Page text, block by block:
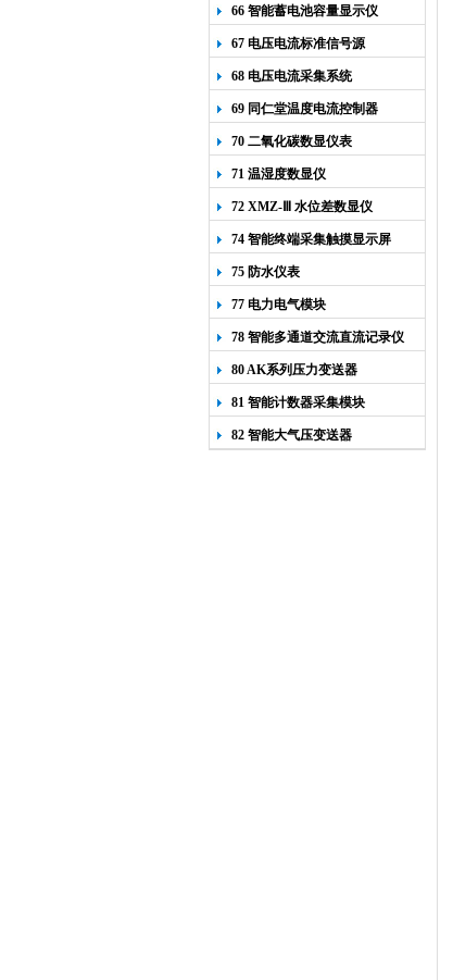
66 智能蓄电池容量显示仪
67 电压电流标准信号源
68 电压电流采集系统
69 同仁堂温度电流控制器
70 二氧化碳数显仪表
71 温湿度数显仪
72 XMZ-Ⅲ 水位差数显仪
74 智能终端采集触摸显示屏
75 防水仪表
77 电力电气模块
78 智能多通道交流直流记录仪
80 AK系列压力变送器
81 智能计数器采集模块
82 智能大气压变送器